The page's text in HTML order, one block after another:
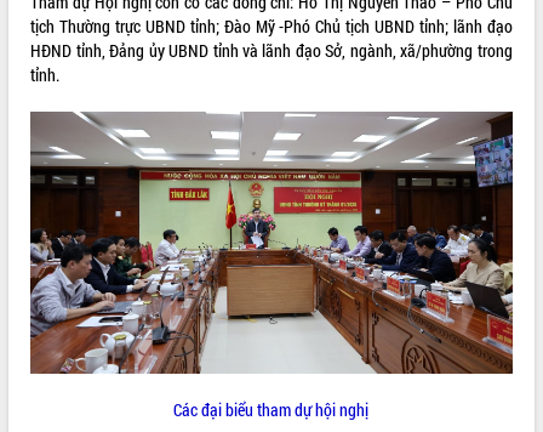
THÔNG TIN CHỈ ĐẠO ĐIỀU HÀNH
HỆ THỐNG VĂN BẢN
VĂN BẢN HĐND TỈNH
ĐIỂM TIN VĂN BẢN
QUY HOẠCH - KẾ HOẠCH
tịch Thường trực UBND tỉnh; Đào Mỹ -Phó Chủ tịch UBND tỉnh; lãnh đạo
HĐND tỉnh, Đảng ủy UBND tỉnh và lãnh đạo Sở, ngành, xã/phường trong
tỉnh.
Các đại biểu tham dự hội nghị